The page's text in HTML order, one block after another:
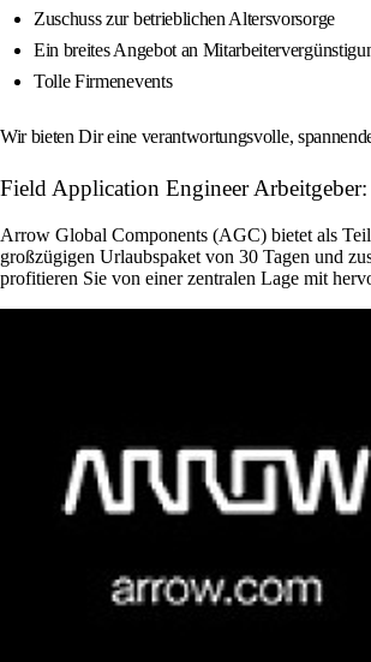
Zuschuss zur betrieblichen Altersvorsorge
Ein breites Angebot an
Tolle Firmenevents
Wir bieten Dir eine verantwortungsvolle,
Field Application Engineer
Arrow Global Components (AGC) bietet als
großzügigen Urlaubspaket von 30 Tagen und
profitieren Sie von einer zentralen Lage mit